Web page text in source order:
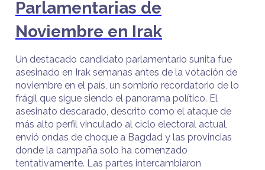
Parlamentarias de
Noviembre en Irak
Un destacado candidato parlamentario sunita fue
asesinado en Irak semanas antes de la votación de
noviembre en el país, un sombrío recordatorio de lo
frágil que sigue siendo el panorama político. El
asesinato descarado, descrito como el ataque de
más alto perfil vinculado al ciclo electoral actual,
envió ondas de choque a Bagdad y las provincias
donde la campaña solo ha comenzado
tentativamente. Las partes intercambiaron